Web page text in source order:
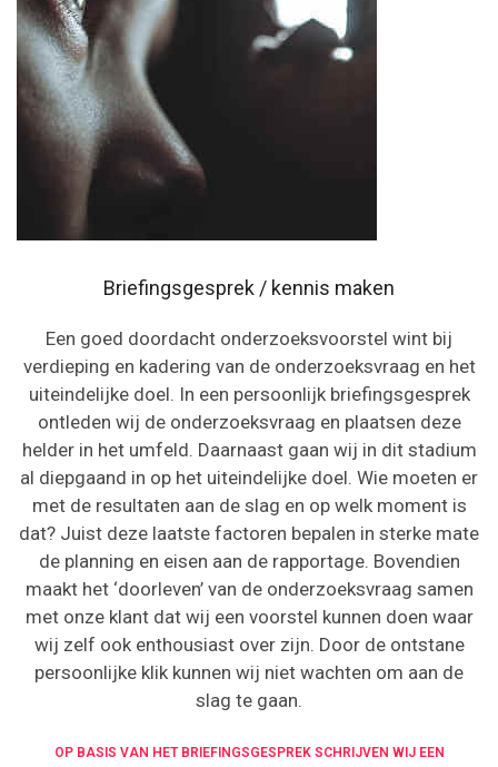
Briefingsgesprek / kennis maken
Een goed doordacht onderzoeksvoorstel wint bij
verdieping en kadering van de onderzoeksvraag en het
uiteindelijke doel. In een persoonlijk briefingsgesprek
ontleden wij de onderzoeksvraag en plaatsen deze
helder in het umfeld. Daarnaast gaan wij in dit stadium
al diepgaand in op het uiteindelijke doel. Wie moeten er
met de resultaten aan de slag en op welk moment is
dat? Juist deze laatste factoren bepalen in sterke mate
de planning en eisen aan de rapportage. Bovendien
maakt het ‘doorleven’ van de onderzoeksvraag samen
met onze klant dat wij een voorstel kunnen doen waar
wij zelf ook enthousiast over zijn. Door de ontstane
persoonlijke klik kunnen wij niet wachten om aan de
slag te gaan.
OP BASIS VAN HET BRIEFINGSGESPREK SCHRIJVEN WIJ EEN